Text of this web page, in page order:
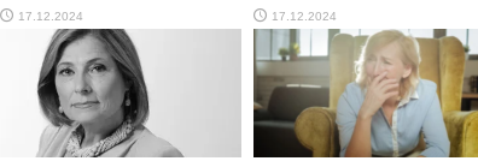
17.12.2024 17.12.2024